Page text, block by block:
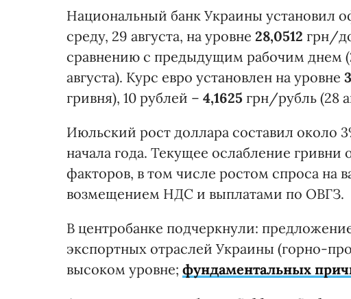
Национальный банк Украины установил
среду, 29 августа, на уровне 28,0512 грн/
сравнению с предыдущим рабочим днем
августа). Курс евро установлен на уровне
гривня), 10 рублей – 4,1625 грн/рубль (28
Июльский рост доллара составил около
начала года. Текущее ослабление
факторов, в том числе ростом спроса на
возмещением НДС и выплатами по ОВГЗ.
В центробанке подчеркнули:
экспортных отраслей Украины (горно-
высоком уровне; фундаментальных